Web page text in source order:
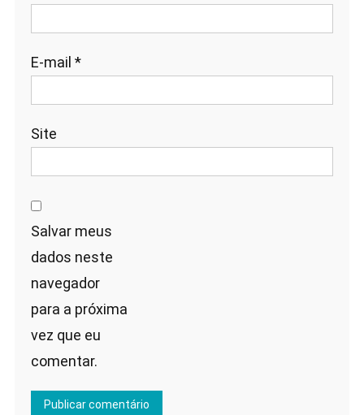
E-mail *
Site
Salvar meus
dados neste
navegador
para a próxima
vez que eu
comentar.